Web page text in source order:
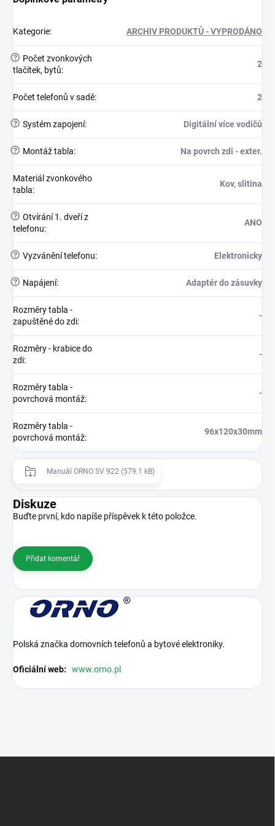
Kategorie: ARCHIV PRODUKTŮ - VYPRODÁNO
?
Počet zvonkových
tlačítek, bytů:
2
Počet telefonů v sadě: 2
? Systém zapojení: Digitální více vodičů
? Montáž tabla: Na povrch zdi - exter.
Materiál zvonkového
tabla:
Kov, slitina
? Otvírání 1. dveří z
telefonu:
ANO
? Vyzvánění telefonu: Elektronicky
? Napájení: Adaptér do zásuvky
Rozměry tabla -
zapuštěné do zdi:
-
Rozměry - krabice do
zdi:
-
Rozměry tabla -
povrchová montáž:
-
Rozměry tabla -
povrchová montáž:
96x120x30mm
Manuál ORNO SV 922 (579.1 kB)
Diskuze
Buďte první, kdo napíše příspěvek k této položce.
Přidat komentář
Polská značka domovních telefonů a bytové elektroniky.
Oficiální web: www.orno.pl